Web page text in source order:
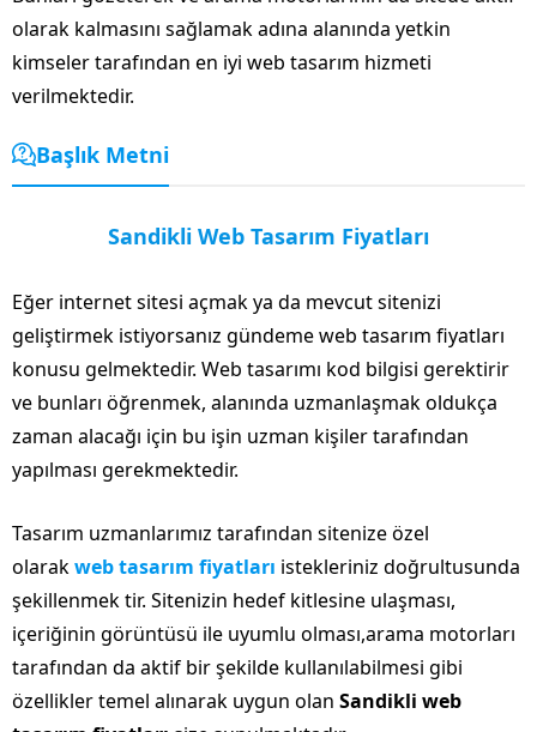
olarak kalmasını sağlamak adına alanında yetkin
kimseler tarafından en iyi web tasarım hizmeti
verilmektedir.
Başlık Metni
Sandikli Web Tasarım Fiyatları
Eğer internet sitesi açmak ya da mevcut sitenizi
geliştirmek istiyorsanız gündeme web tasarım fiyatları
konusu gelmektedir. Web tasarımı kod bilgisi gerektirir
ve bunları öğrenmek, alanında uzmanlaşmak oldukça
zaman alacağı için bu işin uzman kişiler tarafından
yapılması gerekmektedir.
Tasarım uzmanlarımız tarafından sitenize özel
olarakweb tasarım fiyatları istekleriniz doğrultusunda
şekillenmek tir. Sitenizin hedef kitlesine ulaşması,
içeriğinin görüntüsü ile uyumlu olması,arama motorları
tarafından da aktif bir şekilde kullanılabilmesi gibi
özellikler temel alınarak uygun olan Sandikli web